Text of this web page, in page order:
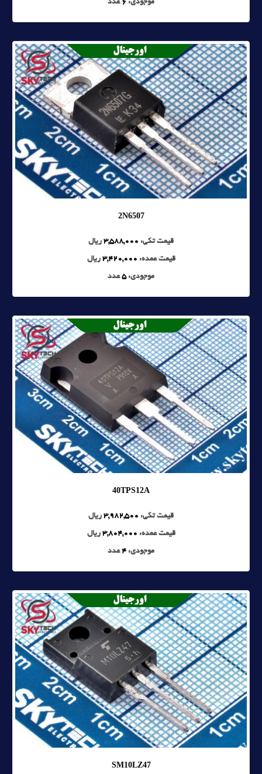
موجودی: 6 عدد
2N6507
قیمت تکی: 3,588,000 ریال
قیمت عمده: 3,420,000 ریال
موجودی:5عدد
40TPS12A
قیمت تکی: 3,982,500 ریال
قیمت عمده: 3,804,000 ریال
موجودی: 4 عدد
SM10LZ47